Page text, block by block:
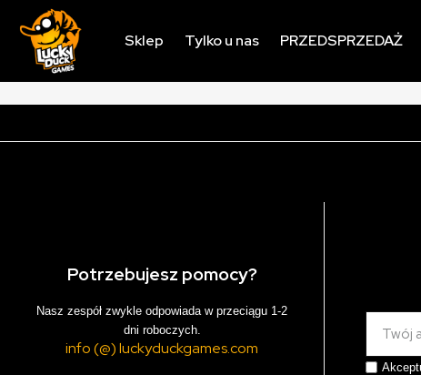
Sklep Tylko u nas PRZEDSPRZEDAŻ
Potrzebujesz pomocy?
Nasz zespół zwykle odpowiada w przeciągu 1-2
dni roboczych.
info (@) luckyduckgames.com